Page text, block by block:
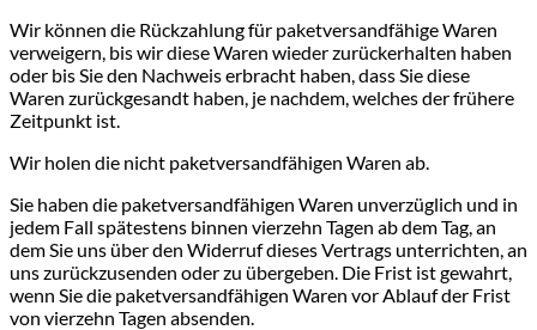
Wir können die Rückzahlung für paketversandfähige Waren
verweigern, bis wir diese Waren wieder zurückerhalten haben
oder bis Sie den Nachweis erbracht haben, dass Sie diese
Waren zurückgesandt haben, je nachdem, welches der frühere
Zeitpunkt ist.
Wir holen die nicht paketversandfähigen Waren ab.
Sie haben die paketversandfähigen Waren unverzüglich und in
jedem Fall spätestens binnen vierzehn Tagen ab dem Tag, an
dem Sie uns über den Widerruf dieses Vertrags unterrichten, an
uns zurückzusenden oder zu übergeben. Die Frist ist gewahrt,
wenn Sie die paketversandfähigen Waren vor Ablauf der Frist
von vierzehn Tagen absenden.